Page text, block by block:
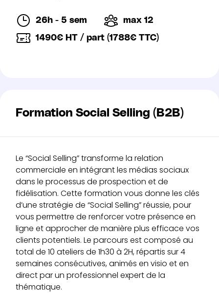
26h - 5 sem max 12
1490€ HT / part (1788€ TTC)
Formation Social Selling (B2B)
Le “Social Selling” transforme la relation
commerciale en intégrant les médias sociaux
dans le processus de prospection et de
fidélisation. Cette formation vous donne les clés
d’une stratégie de “Social Selling” réussie, pour
vous permettre de renforcer votre présence en
ligne et approcher de manière plus efficace vos
clients potentiels. Le parcours est composé au
total de 10 ateliers de 1h30 à 2H, répartis sur 4
semaines consécutives, animés en visio et en
direct par un professionnel expert de la
thématique.